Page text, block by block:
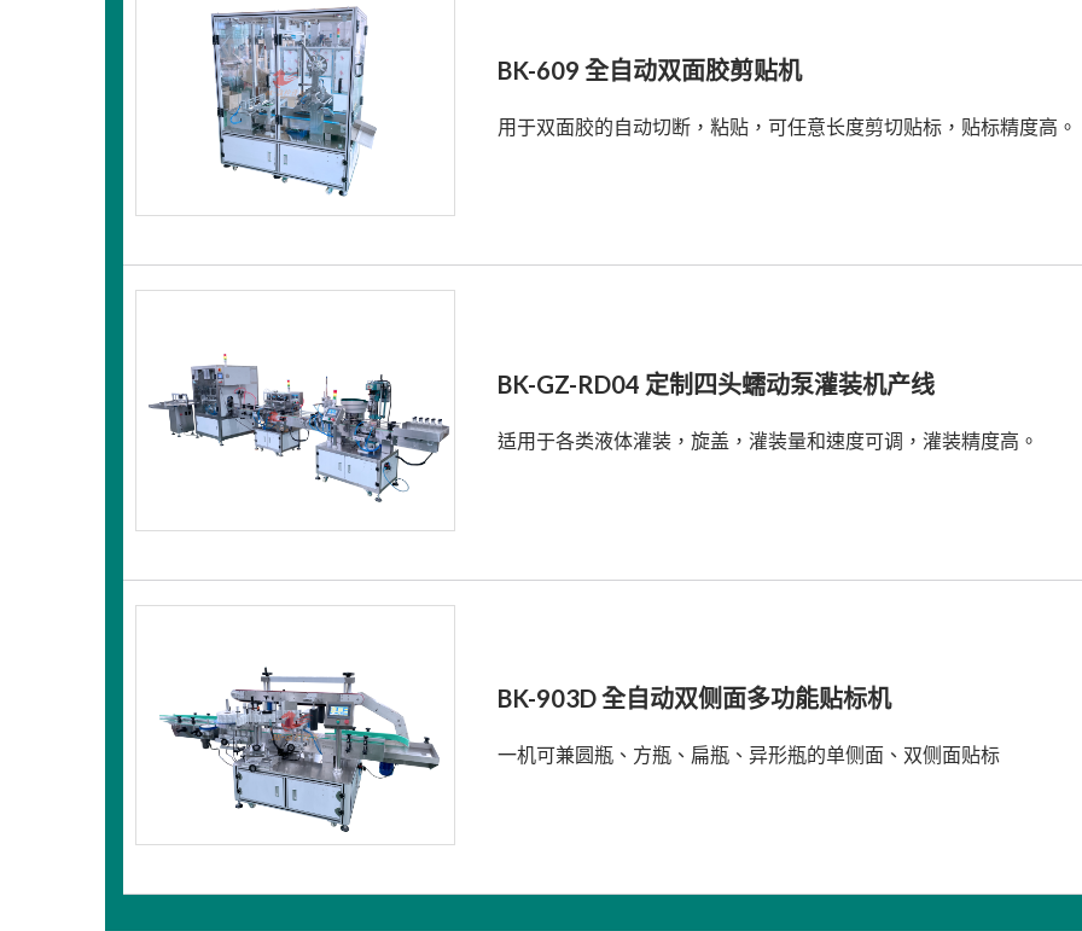
BK-609 全自动双面胶剪贴机
用于双面胶的自动切断，粘贴，可任意长度剪切贴标，贴标精度高。
BK-GZ-RD04 定制四头蠕动泵灌装机产线
适用于各类液体灌装，旋盖，灌装量和速度可调，灌装精度高。
BK-903D 全自动双侧面多功能贴标机
一机可兼圆瓶、方瓶、扁瓶、异形瓶的单侧面、双侧面贴标